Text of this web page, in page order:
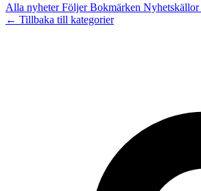
Alla nyheterFöljerBokmärken Nyhetskällor
← Tillbaka till kategorier